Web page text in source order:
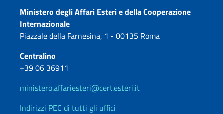
Contatti
Ministero degli Affari Esteri e della Cooperazione
Internazionale
Piazzale della Farnesina, 1 - 00135 Roma
Centralino
+39 06 36911
ministero.affariesteri@cert.esteri.it
Indirizzi PEC di tutti gli uffici